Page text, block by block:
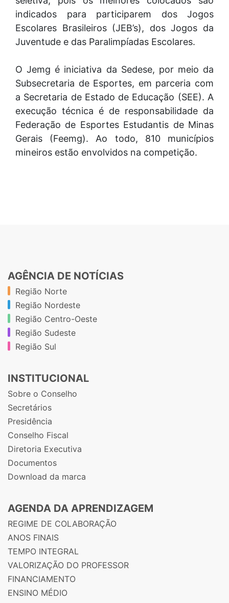
indicados para participarem dos Jogos
Escolares Brasileiros (JEB’s), dos Jogos da
Juventude e das Paralimpíadas Escolares.
O Jemg é iniciativa da Sedese, por meio da
Subsecretaria de Esportes, em parceria com
a Secretaria de Estado de Educação (SEE). A
execução técnica é de responsabilidade da
Federação de Esportes Estudantis de Minas
Gerais (Feemg). Ao todo, 810 municípios
mineiros estão envolvidos na competição.
AGÊNCIA DE NOTÍCIAS
Região Norte
Região Nordeste
Região Centro-Oeste
Região Sudeste
Região Sul
INSTITUCIONAL
Sobre o Conselho
Secretários
Presidência
Conselho Fiscal
Diretoria Executiva
Documentos
Download da marca
AGENDA DA APRENDIZAGEM
REGIME DE COLABORAÇÃO
ANOS FINAIS
TEMPO INTEGRAL
VALORIZAÇÃO DO PROFESSOR
FINANCIAMENTO
ENSINO MÉDIO